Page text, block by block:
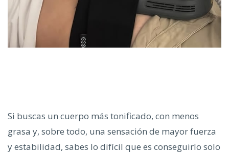
Si buscas un cuerpo más tonificado, con menos
grasa y, sobre todo, una sensación de mayor fuerza
y estabilidad, sabes lo difícil que es conseguirlo solo